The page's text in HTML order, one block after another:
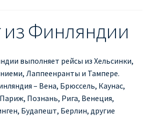
дату
из Финляндии
выполняет рейсы из Хельсинки,
Лаппеенранты и Тампере.
– Вена, Брюссель, Каунас,
Познань, Рига, Венеция,
Будапешт, Берлин, другие